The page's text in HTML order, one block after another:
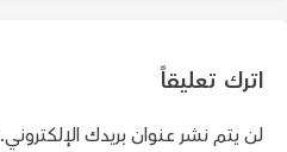
اترك تعليقاً
لن يتم نشر عنوان بريدك الإلكتروني.